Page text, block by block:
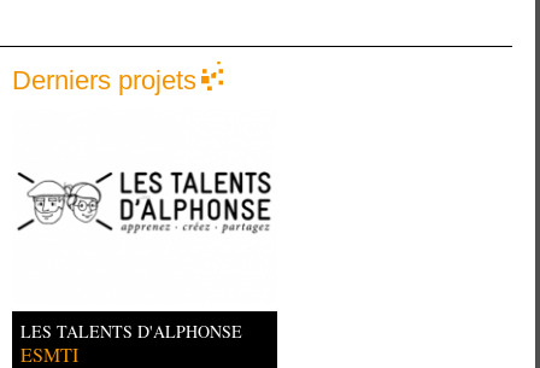
Derniers projets
LES TALENTS D'ALPHONSE
ESMTI